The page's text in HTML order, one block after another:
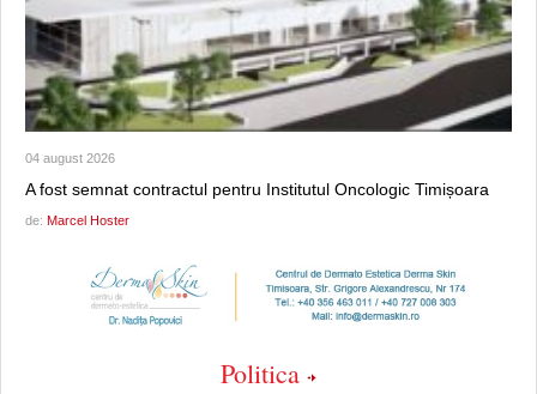
04 august 2026
A fost semnat contractul pentru Institutul Oncologic Timișoara
de: Marcel Hoster
Politica